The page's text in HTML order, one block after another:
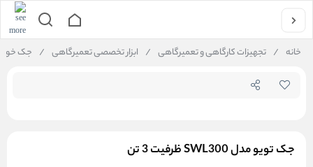
خانه / تجهیزات کارگاهی و تعمیرگاهی / ابزار تخصصی تعمیرگاهی / جک
جک تویو مدل SWL300 ظرفیت 3 تن